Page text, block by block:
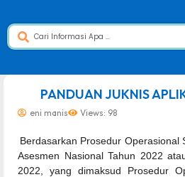
PANDUAN JUKNIS
eni manis Views: 98
Berdasarkan Prosedur Operasional
Asesmen Nasional Tahun 2022
2022, yang dimaksud Prosedur